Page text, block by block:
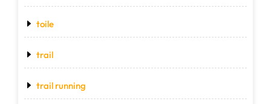
toile
trail
trail running